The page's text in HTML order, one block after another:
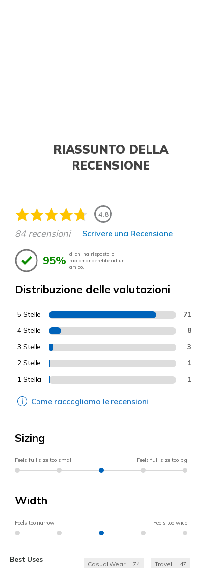
RIASSUNTO DELLA
RECENSIONE
4.8
84 recensioni Scrivere una Recensione
95% di chi ha risposto lo
raccomanderebbe ad un
amico.
Distribuzione delle valutazioni
5 Stelle 71
4 Stelle 8
3 Stelle 3
2 Stelle 1
1 Stella 1
Come raccogliamo le recensioni
Sizing
Feels full size too small Feels full size too big
Width
Feels too narrow Feels too wide
Best Uses
Casual Wear 74 Travel 47